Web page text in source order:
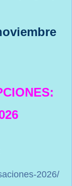
2026/